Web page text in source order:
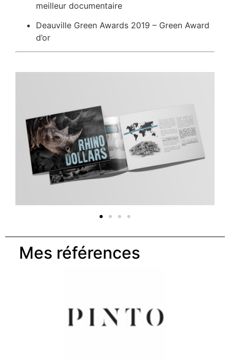
meilleur documentaire
Deauville Green Awards 2019 – Green Award
d’or
Mes références​